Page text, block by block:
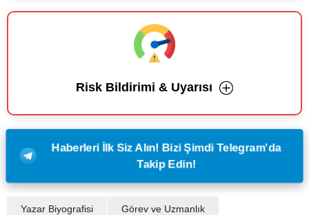
Risk Bildirimi & Uyarısı
Haberleri İlk Siz Alın! Bizi Şimdi Telegram'da
Takip Edin!
Yazar Biyografisi Görev ve Uzmanlık